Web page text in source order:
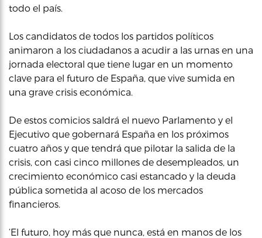
todo el país.
Los candidatos de todos los partidos políticos
animaron a los ciudadanos a acudir a las urnas en una
jornada electoral que tiene lugar en un momento
clave para el futuro de España, que vive sumida en
una grave crisis económica.
De estos comicios saldrá el nuevo Parlamento y el
Ejecutivo que gobernará España en los próximos
cuatro años y que tendrá que pilotar la salida de la
crisis, con casi cinco millones de desempleados, un
crecimiento económico casi estancado y la deuda
pública sometida al acoso de los mercados
financieros.
‘El futuro, hoy más que nunca, está en manos de los